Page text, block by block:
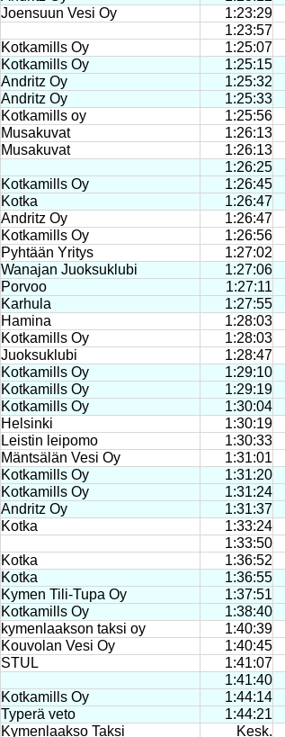
Joensuun Vesi Oy 1:23:29
1:23:57
Kotkamills Oy 1:25:07
Kotkamills Oy 1:25:15
Andritz Oy 1:25:32
Andritz Oy 1:25:33
Kotkamills oy 1:25:56
Musakuvat 1:26:13
Musakuvat 1:26:13
1:26:25
Kotkamills Oy 1:26:45
Kotka 1:26:47
Andritz Oy 1:26:47
Kotkamills Oy 1:26:56
Pyhtään Yritys 1:27:02
Wanajan Juoksuklubi 1:27:06
Porvoo 1:27:11
Karhula 1:27:55
Hamina 1:28:03
Kotkamills Oy 1:28:03
Juoksuklubi 1:28:47
Kotkamills Oy 1:29:10
Kotkamills Oy 1:29:19
Kotkamills Oy 1:30:04
Helsinki 1:30:19
Leistin leipomo 1:30:33
Mäntsälän Vesi Oy 1:31:01
Kotkamills Oy 1:31:20
Kotkamills Oy 1:31:24
Andritz Oy 1:31:37
Kotka 1:33:24
1:33:50
Kotka 1:36:52
Kotka 1:36:55
Kymen Tili-Tupa Oy 1:37:51
Kotkamills Oy 1:38:40
kymenlaakson taksi oy 1:40:39
Kouvolan Vesi Oy 1:40:45
STUL 1:41:07
1:41:40
Kotkamills Oy 1:44:14
Typerä veto 1:44:21
Kymenlaakso Taksi Kesk.